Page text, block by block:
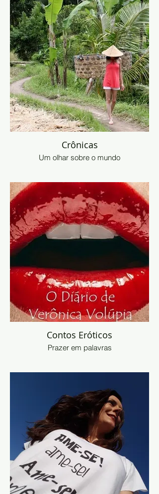
Crônicas
Um olhar sobre o mundo
Contos Eróticos
Prazer em palavras